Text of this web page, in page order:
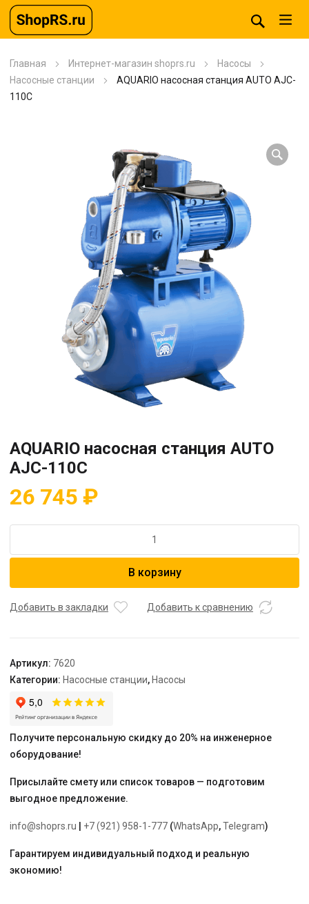
Главная Интернет-магазин shoprs.ru
Насосы
Насосные станции
AQUARIO насосная станция AUTO AJC-
110C
AQUARIO насосная станция AUTO
AJC-110C
26 745 ₽
AQUARIO
AUTO
В корзину
Добавить в закладки Добавить к сравнению
Артикул: 7620
Категории: Насосные станции, Насосы
Получите персональную скидку до 20% на инженерное
оборудование!
Присылайте смету или список товаров — подготовим
выгодное предложение.
info@shoprs.ru +7 (921) 958-1-777 (WhatsApp,Telegram)
Гарантируем индивидуальный подход и реальную
экономию!